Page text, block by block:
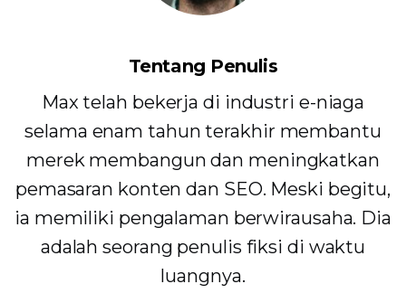
Tentang Penulis
Max telah bekerja di industri e-niaga
selama enam tahun terakhir membantu
merek membangun dan meningkatkan
pemasaran konten dan SEO. Meski begitu,
ia memiliki pengalaman berwirausaha. Dia
adalah seorang penulis fiksi di waktu
luangnya.